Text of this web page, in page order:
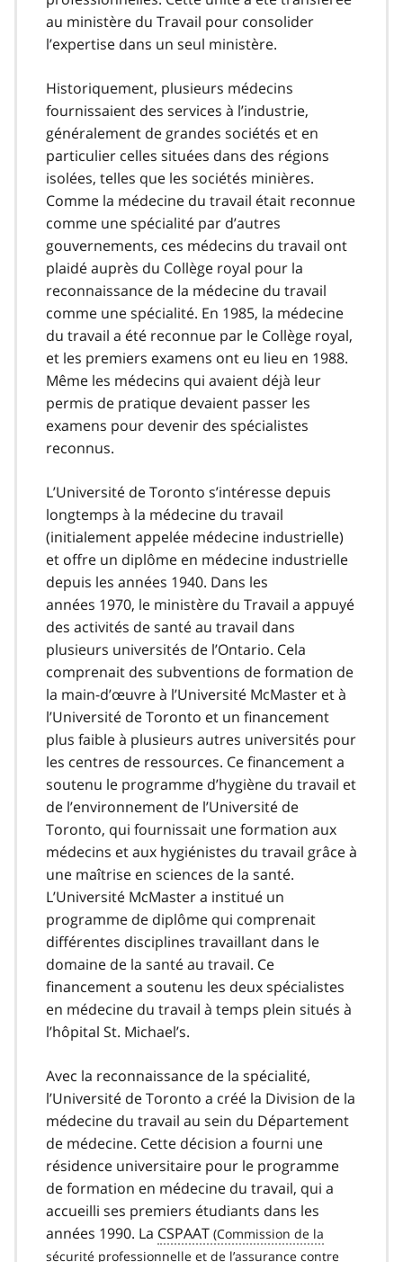
au ministère du Travail pour consolider
l’expertise dans un seul ministère.
Historiquement, plusieurs médecins
fournissaient des services à l’industrie,
généralement de grandes sociétés et en
particulier celles situées dans des régions
isolées, telles que les sociétés minières.
Comme la médecine du travail était reconnue
comme une spécialité par d’autres
gouvernements, ces médecins du travail ont
plaidé auprès du Collège royal pour la
reconnaissance de la médecine du travail
comme une spécialité. En 1985, la médecine
du travail a été reconnue par le Collège royal,
et les premiers examens ont eu lieu en 1988.
Même les médecins qui avaient déjà leur
permis de pratique devaient passer les
examens pour devenir des spécialistes
reconnus.
L’Université de Toronto s’intéresse depuis
longtemps à la médecine du travail
(initialement appelée médecine industrielle)
et offre un diplôme en médecine industrielle
depuis les années 1940. Dans les
années 1970, le ministère du Travail a appuyé
des activités de santé au travail dans
plusieurs universités de l’Ontario. Cela
comprenait des subventions de formation de
la main-d’œuvre à l’Université McMaster et à
l’Université de Toronto et un financement
plus faible à plusieurs autres universités pour
les centres de ressources. Ce financement a
soutenu le programme d’hygiène du travail et
de l’environnement de l’Université de
Toronto, qui fournissait une formation aux
médecins et aux hygiénistes du travail grâce à
une maîtrise en sciences de la santé.
L’Université McMaster a institué un
programme de diplôme qui comprenait
différentes disciplines travaillant dans le
domaine de la santé au travail. Ce
financement a soutenu les deux spécialistes
en médecine du travail à temps plein situés à
l’hôpital St. Michael’s.
Avec la reconnaissance de la spécialité,
l’Université de Toronto a créé la Division de la
médecine du travail au sein du Département
de médecine. Cette décision a fourni une
résidence universitaire pour le programme
de formation en médecine du travail, qui a
accueilli ses premiers étudiants dans les
années 1990. La CSPAAT